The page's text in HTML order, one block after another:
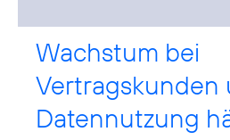
Wachstum bei
Vertragskunden
Datennutzung